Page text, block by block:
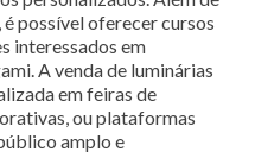
possível oferecer cursos
interessados em
A venda de luminárias
em feiras de
ou plataformas
amplo e